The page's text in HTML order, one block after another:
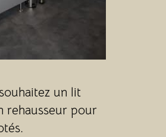
un lit
rehausseur pour